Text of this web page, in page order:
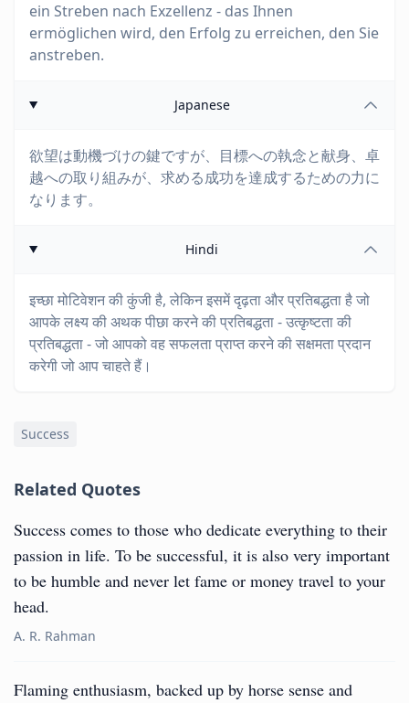
ein Streben nach Exzellenz - das Ihnen
ermöglichen wird, den Erfolg zu erreichen, den Sie
anstreben.
Japanese
欲望は動機づけの鍵ですが、目標への執念と献身、卓
越への取り組みが、求める成功を達成するための力に
なります。
Hindi
इच्छा मोटिवेशन की कुंजी है, लेकिन इसमें दृढ़ता और प्रतिबद्धता है जो
आपके लक्ष्य की अथक पीछा करने की प्रतिबद्धता - उत्कृष्टता की
प्रतिबद्धता - जो आपको वह सफलता प्राप्त करने की सक्षमता प्रदान
करेगी जो आप चाहते हैं।
Success
Related Quotes
Success comes to those who dedicate everything to their
passion in life. To be successful, it is also very important
to be humble and never let fame or money travel to your
head.
A. R. Rahman
Flaming enthusiasm, backed up by horse sense and